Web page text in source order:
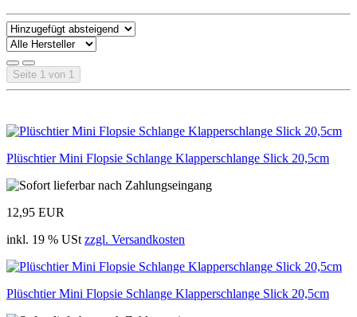
Seite 1 von 1
Plüschtier Mini Flopsie Schlange Klapperschlange Slick 20,5cm
12,95 EUR
inkl. 19 % USt zzgl. Versandkosten
Plüschtier Mini Flopsie Schlange Klapperschlange Slick 20,5cm